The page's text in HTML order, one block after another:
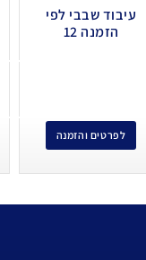
עיבוד שבבי לפי
הזמנה 12
לפרטים והזמנה